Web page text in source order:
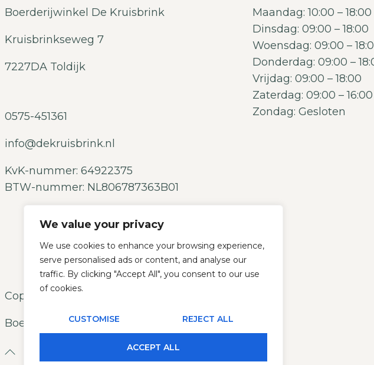
We value your privacy
We use cookies to enhance your browsing experience,
serve personalised ads or content, and analyse our
traffic. By clicking "Accept All", you consent to our use
of cookies.
CUSTOMISE REJECT ALL
ACCEPT ALL
Boerderijwinkel De Kruisbrink
Kruisbrinkseweg 7
7227DA Toldijk
0575-451361
info@dekruisbrink.nl
KvK-nummer: 64922375
BTW-nummer: NL806787363B01
Maandag: 10:00 – 18:00
Dinsdag: 09:00 – 18:00
Woensdag: 09:00 –
Donderdag: 09:00 –
Vrijdag: 09:00 – 18:00
Zaterdag: 09:00 – 16:00
Zondag: Gesloten
FAQ
Hulp & Contact
Copyright © 2026
Boerderijwinkel De Kruisbrink